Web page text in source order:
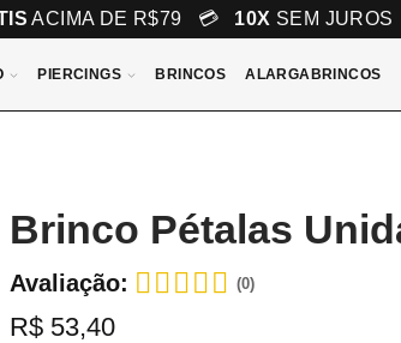
ACIMA DE R$79 💳 10X SEM JUROS
PIERCINGS BRINCOS ALARGABRINCOS
Brinco Pétalas
Avaliação: (0)
R$ 53,40